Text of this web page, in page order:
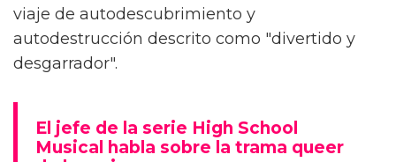
viaje de autodescubrimiento y
autodestrucción descrito como "divertido y
desgarrador".
El jefe de la serie High School
Musical habla sobre la trama queer